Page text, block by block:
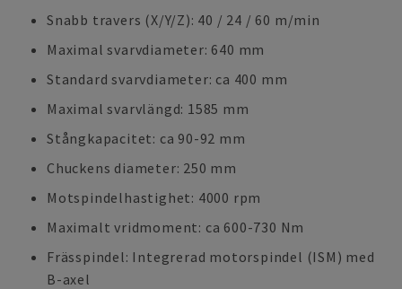
Snabb travers (X/Y/Z): 40 / 24 / 60 m/min
Maximal svarvdiameter: 640 mm
Standard svarvdiameter: ca 400 mm
Maximal svarvlängd: 1585 mm
Stångkapacitet: ca 90-92 mm
Chuckens diameter: 250 mm
Motspindelhastighet: 4000 rpm
Maximalt vridmoment: ca 600-730 Nm
Frässpindel: Integrerad motorspindel (ISM) med
B-axel